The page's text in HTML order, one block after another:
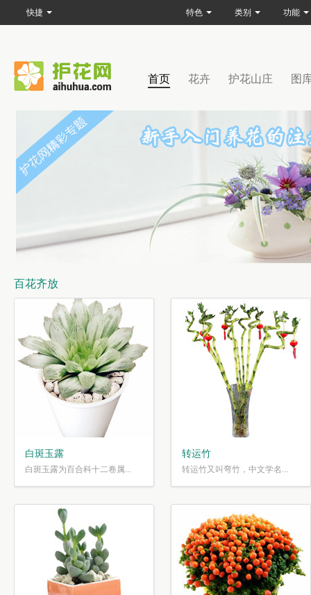
首页 花卉 护花山庄 图
百花齐放
白斑玉露
白斑玉露为百合科十二卷属...
转运竹
转运竹又叫弯竹，中文学名...
快捷 特色 类别 功能